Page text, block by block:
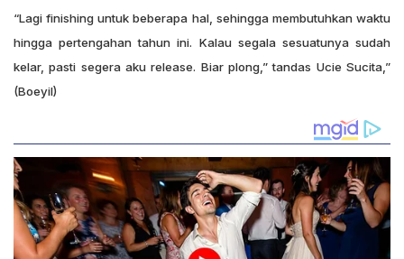
“Lagi finishing untuk beberapa hal, sehingga membutuhkan waktu
hingga pertengahan tahun ini. Kalau segala sesuatunya sudah
kelar, pasti segera aku release. Biar plong,” tandas Ucie Sucita,”
(Boeyil)